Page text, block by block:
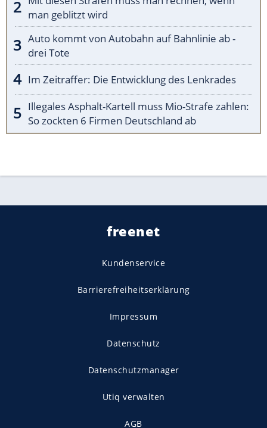
man geblitzt wird
Auto kommt von Autobahn auf Bahnlinie ab -
drei Tote
Im Zeitraffer: Die Entwicklung des Lenkrades
Illegales Asphalt-Kartell muss Mio-Strafe zahlen:
So zockten 6 Firmen Deutschland ab
freenet
Kundenservice
Barrierefreiheitserklärung
Impressum
Datenschutz
Datenschutzmanager
Utiq verwalten
AGB